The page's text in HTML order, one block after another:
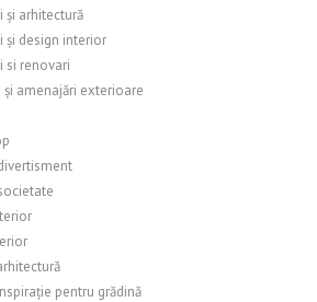
și arhitectură
și design interior
si renovari
și amenajări exterioare
pentru grădină